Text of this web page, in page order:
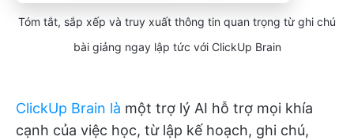
Tóm tắt, sắp xếp và truy xuất thông tin quan trọng từ ghi chú
bài giảng ngay lập tức với ClickUp Brain
ClickUp Brain là một trợ lý AI hỗ trợ mọi khía
cạnh của việc học, từ lập kế hoạch, ghi chú,